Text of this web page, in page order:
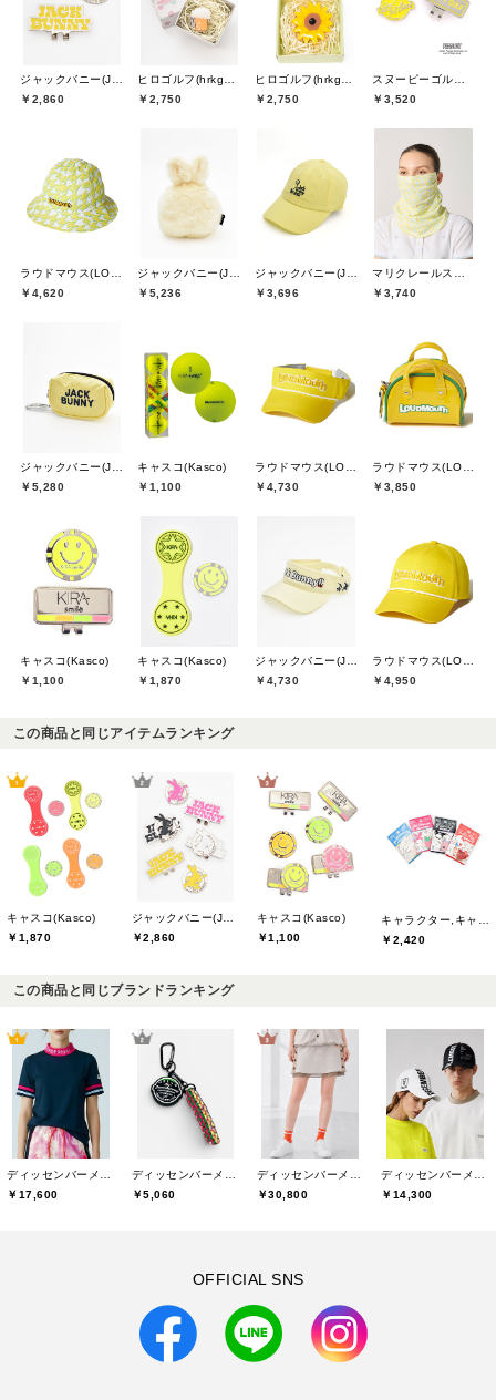
￥2,860
￥2,750
￥2,750
￥3,520
￥4,620
￥5,236
￥3,696
￥3,740
￥5,280
キャスコ(Kasco)
￥1,100
￥4,730
￥3,850
キャスコ(Kasco)
￥1,100
キャスコ(Kasco)
￥1,870
￥4,730
￥4,950
この商品と同じアイテムランキング
キャスコ(Kasco)
￥1,870
￥2,860
キャスコ(Kasco)
￥1,100
キャラクター,キャスコ(Kasco)
￥2,420
この商品と同じブランドランキング
￥17,600
￥5,060
￥30,800
￥14,300
OFFICIAL SNS